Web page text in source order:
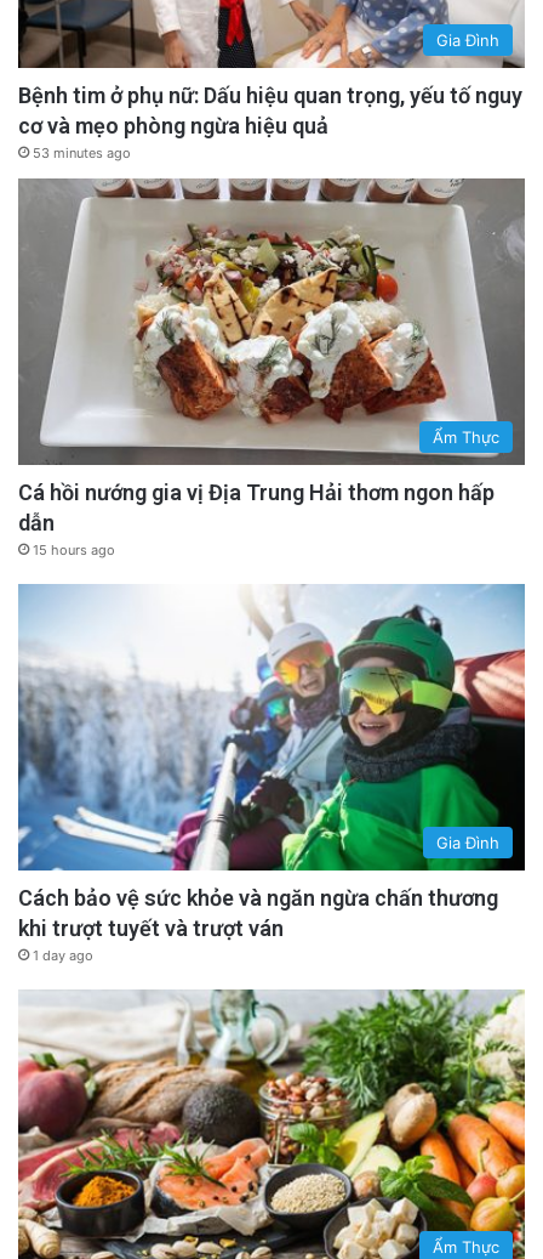
Gia Đình
Bệnh tim ở phụ nữ: Dấu hiệu quan trọng, yếu tố nguy
cơ và mẹo phòng ngừa hiệu quả
53 minutes ago
Ẩm Thực
Cá hồi nướng gia vị Địa Trung Hải thơm ngon hấp
dẫn
15 hours ago
Gia Đình
Cách bảo vệ sức khỏe và ngăn ngừa chấn thương
khi trượt tuyết và trượt ván
1 day ago
Ẩm Thực